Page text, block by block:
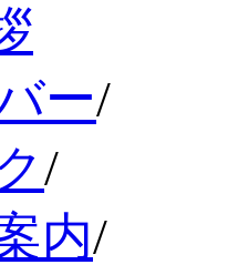
ー/
/
内/